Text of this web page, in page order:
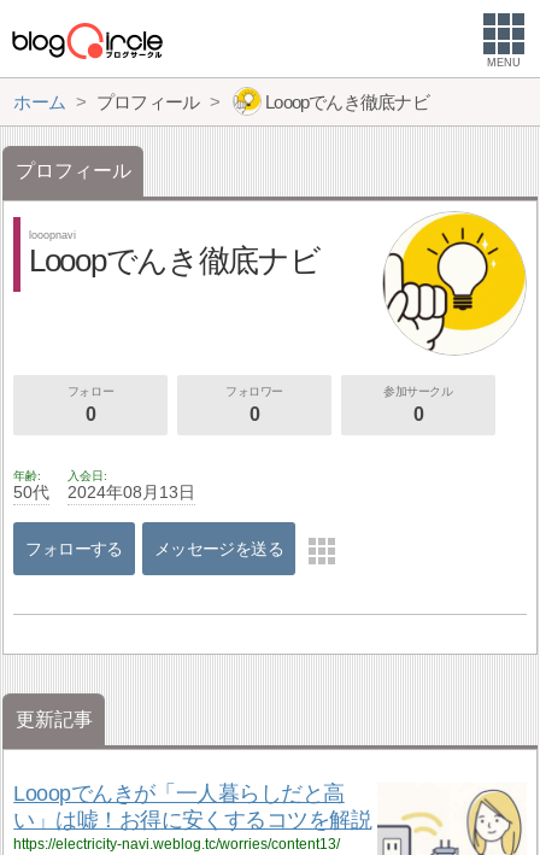
MENU
ホーム プロフィール Looopでんき徹底ナビ
プロフィール
looopnavi
Looopでんき徹底ナビ
フォロー
0
フォロワー
0
参加サークル
0
年齢
50代
入会日
2024年08月13日
フォローする メッセージを送る
更新記事
Looopでんきが「一人暮らしだと高
い」は嘘！お得に安くするコツを解説
https://electricity-navi.weblog.tc/worries/content13/